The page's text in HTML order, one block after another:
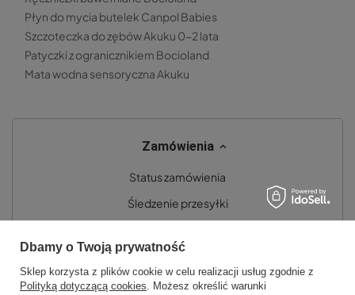
Płyn do mycia butelek Canpol Babies
Szczoteczka do zębów Akuku 0-2 lata
Patyczki z ogranicznikiem Bocioland
Mata wodna sensoryczna Akuku
Zamówienia
Status zamówienia
Śledzenie przesyłki
Chcę zwrócić produkt
Chcę wymienić towar
Dbamy o Twoją prywatność
Sklep korzysta z plików cookie w celu realizacji usług zgodnie z
Polityką dotyczącą cookies. Możesz określić warunki